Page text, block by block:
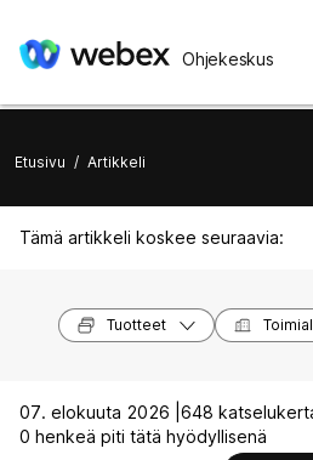
Ohjekeskus
Etusivu / Artikkeli
Tämä artikkeli koskee seuraavia:
Tuotteet
07. elokuuta 2026 | 648
0 henkeä piti tätä hyödyllisenä